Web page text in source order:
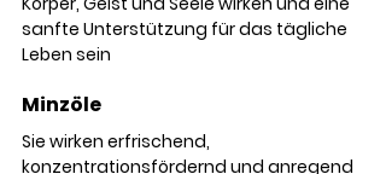
sanfte Unterstützung für das tägliche
Leben sein
Minzöle
Sie wirken erfrischend,
konzentrationsfördernd und anregend